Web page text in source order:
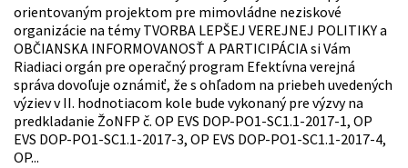
orientovaným projektom pre mimovládne neziskové
organizácie na témy TVORBA LEPŠEJ VEREJNEJ POLITIKY a
OBČIANSKA INFORMOVANOSŤ A PARTICIPÁCIA si Vám
Riadiaci orgán pre operačný program Efektívna verejná
správa dovoľuje oznámiť, že s ohľadom na priebeh uvedených
výziev v II. hodnotiacom kole bude vykonaný pre výzvy na
predkladanie ŽoNFP č. OP EVS DOP-PO1-SC1.1-2017-1, OP
EVS DOP-PO1-SC1.1-2017-3, OP EVS DOP-PO1-SC1.1-2017-4,
OP...